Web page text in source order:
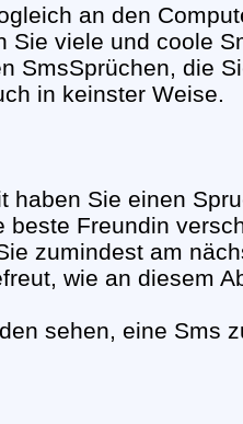
an den
Sie viele und coole
SmsSprüchen, die
in keinster Weise.
haben Sie einen
beste Freundin
zumindest am
wie an diesem
sehen, eine Sms